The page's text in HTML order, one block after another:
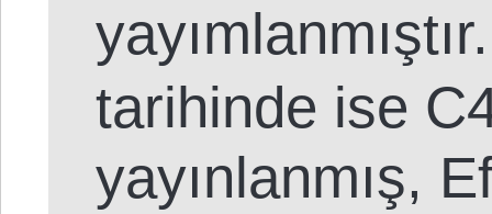
tarihinde ise
yayınlanmış,